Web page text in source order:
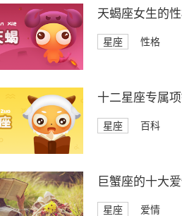
天蝎座女生的
星座 性格
十二星座专属
星座 百科
巨蟹座的十大
星座 爱情